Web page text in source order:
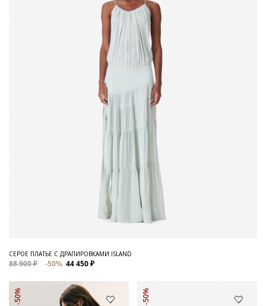
СЕРОЕ ПЛАТЬЕ С ДРАПИРОВКАМИ ISLAND
88 900 ₽ -50% 44 450 ₽
-50% -50%